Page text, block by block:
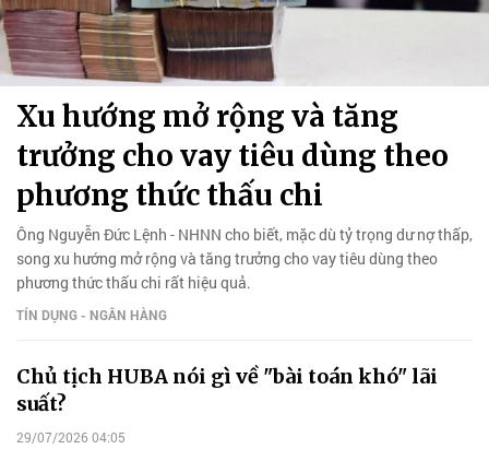
Xu hướng mở rộng và tăng
trưởng cho vay tiêu dùng theo
phương thức thấu chi
Ông Nguyễn Đức Lệnh - NHNN cho biết, mặc dù tỷ trọng dư nợ thấp,
song xu hướng mở rộng và tăng trưởng cho vay tiêu dùng theo
phương thức thấu chi rất hiệu quả.
TÍN DỤNG - NGÂN HÀNG
Chủ tịch HUBA nói gì về "bài toán khó" lãi
suất?
29/07/2026 04:05